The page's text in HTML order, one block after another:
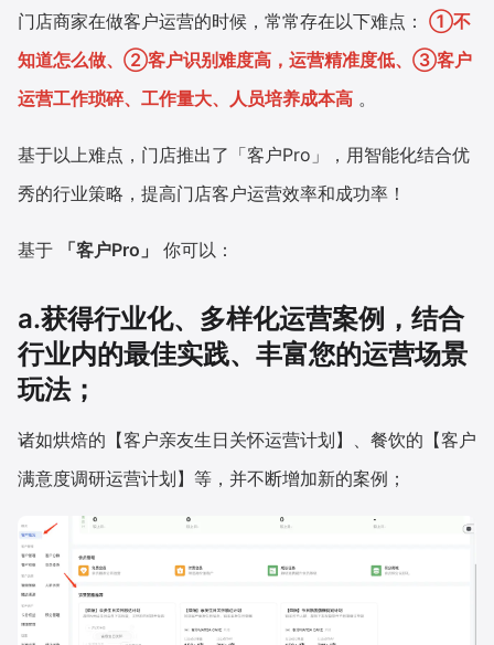
门店商家在做客户运营的时候，常常存在以下难点： ①不
知道怎么做、②客户识别难度高，运营精准度低、③客户
运营工作琐碎、工作量大、人员培养成本高 。
基于以上难点，门店推出了「客户Pro」，用智能化结合优
秀的行业策略，提高门店客户运营效率和成功率！
基于 「客户Pro」 你可以：
a.获得行业化、多样化运营案例，结合
行业内的最佳实践、丰富您的运营场景
玩法；
诸如烘焙的【客户亲友生日关怀运营计划】、餐饮的【客户
满意度调研运营计划】等，并不断增加新的案例；